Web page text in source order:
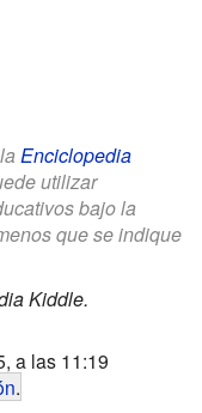
Enciclopedia
utilizar
bajo la
que se indique
Kiddle.
a las 11:19
.